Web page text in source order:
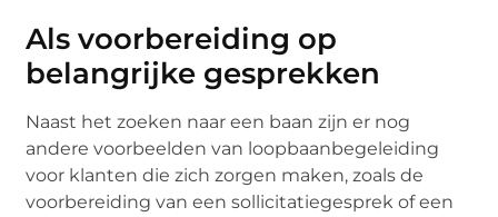
Als voorbereiding op
belangrijke gesprekken
Naast het zoeken naar een baan zijn er nog
andere voorbeelden van loopbaanbegeleiding
voor klanten die zich zorgen maken, zoals de
voorbereiding van een sollicitatiegesprek of een